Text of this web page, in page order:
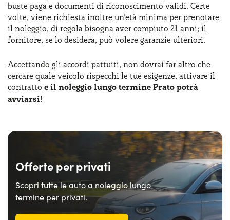
buste paga e documenti di riconoscimento validi. Certe
volte, viene richiesta inoltre un’età minima per prenotare
il noleggio, di regola bisogna aver compiuto 21 anni; il
fornitore, se lo desidera, può volere garanzie ulteriori.
Accettando gli accordi pattuiti, non dovrai far altro che
cercare quale veicolo rispecchi le tue esigenze, attivare il
contratto e il noleggio lungo termine Prato potrà
avviarsi!
Offerte per privati
Scopri tutte le auto a noleggio lungo
termine per privati.